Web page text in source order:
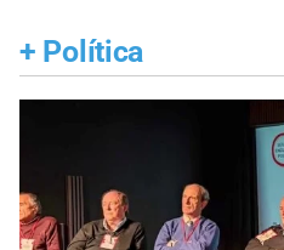
+ Política